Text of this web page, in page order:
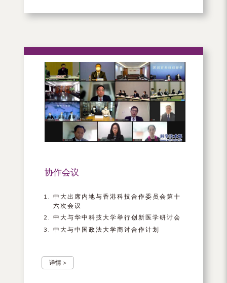
协作会议
中大出席内地与香港科技合作委员会第十
六次会议
中大与华中科技大学举行创新医学研讨会
中大与中国政法大学商讨合作计划
详情 >